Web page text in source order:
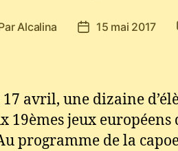
Alcalina
Date15 mai 2017
avril, une dizaine
19èmes jeux européens
programme de la